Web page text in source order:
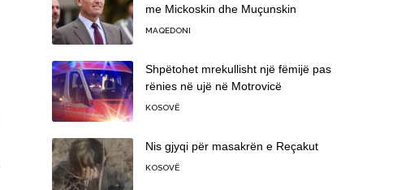
me Mickoskin dhe Muçunskin
MAQEDONI
Shpëtohet mrekullisht një fëmijë pas
rënies në ujë në Motrovicë
KOSOVË
Nis gjyqi për masakrën e Reçakut
KOSOVË